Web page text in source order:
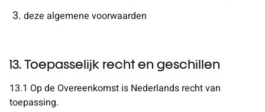
deze algemene voorwaarden
13. Toepasselijk recht en geschillen
13.1 Op de Overeenkomst is Nederlands recht van
toepassing.